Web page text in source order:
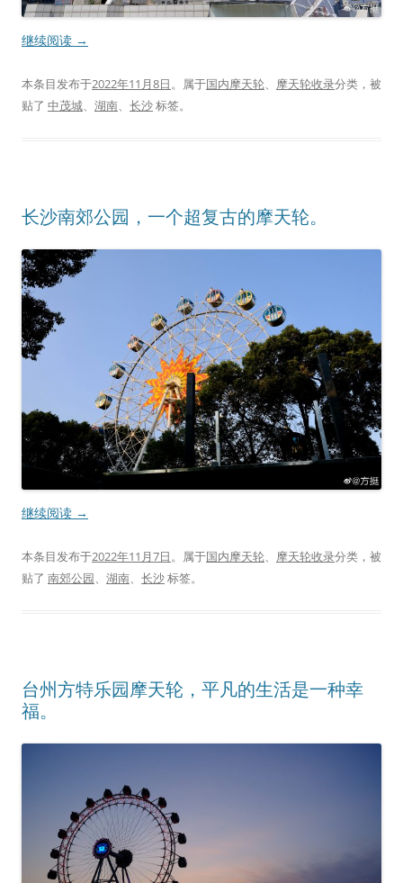
继续阅读 →
本条目发布于2022年11月8日。属于国内摩天轮、 摩天轮收录分类，被
贴了 中茂城、 湖南、 长沙标签。
长沙南郊公园，一个超复古的摩天轮。
继续阅读 →
本条目发布于2022年11月7日 。属于国内摩天轮 摩天轮收录分类，被
贴了 南郊公园 湖南 长沙标签。
台州方特乐园摩天轮，平凡的生活是一种幸
福。 ​​​